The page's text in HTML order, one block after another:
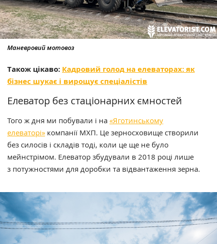
Маневровий мотовоз
Також цікаво: Кадровий голод на елеваторах: як
бізнес шукає і вирощує спеціалістів
Елеватор без стаціонарних ємностей
Того ж дня ми побували і на «Яготинському
елеваторі» компанії МХП. Це зерносховище створили
без силосів і складів тоді, коли це ще не було
мейнстрімом. Елеватор збудували в 2018 році лише
з потужностями для доробки та відвантаження зерна.